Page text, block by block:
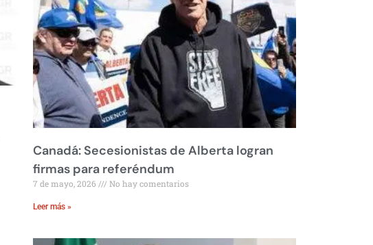
Canadá: Secesionistas de Alberta logran
firmas para referéndum
7 de mayo, 2026 No hay comentarios
Leer más »